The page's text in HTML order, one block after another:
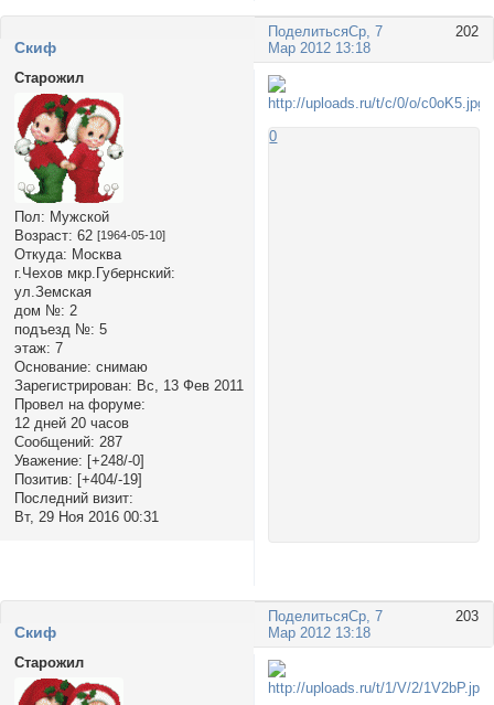
Поделиться 202
Ср, 7
Мар 2012 13:18
Cкиф
Старожил
Пол: Мужской
Возраст: 62 [1964-05-10]
Откуда: Москва
г.Чехов мкр.Губернский:
ул.Земская
дом №: 2
подъезд №: 5
этаж: 7
Основание: снимаю
Зарегистрирован: Вс, 13 Фев 2011
Провел на форуме:
12 дней 20 часов
Сообщений: 287
Уважение: [+248/-0]
Позитив: [+404/-19]
Последний визит:
Вт, 29 Ноя 2016 00:31
0
Поделиться 203
Ср, 7
Мар 2012 13:18
Cкиф
Старожил